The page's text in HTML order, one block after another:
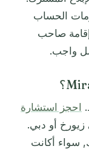
الحساب
إقامة صاحب
واجب.
احجز استشارة
زيورخ أو دبي.
سواء أكانت